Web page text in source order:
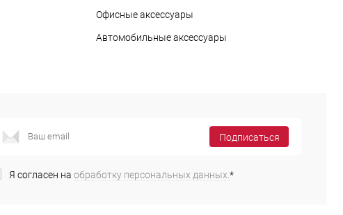
Офисные аксессуары
Автомобильные аксессуары
Подписаться
Я согласен на обработку персональных данных. *